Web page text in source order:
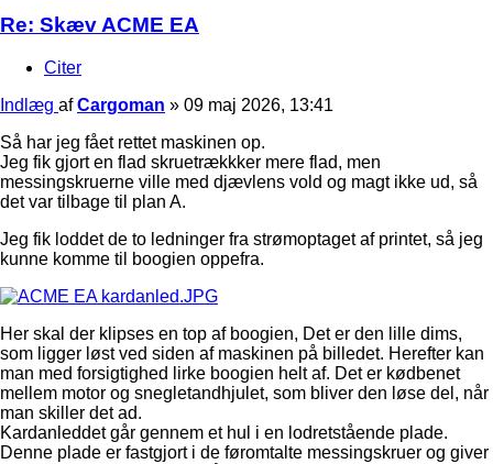
Re: Skæv ACME EA
Citer
Indlæg afCargoman » 09 maj 2026, 13:41
Så har jeg fået rettet maskinen op.
Jeg fik gjort en flad skruetrækkker mere flad, men
messingskruerne ville med djævlens vold og magt ikke ud, så
det var tilbage til plan A.
Jeg fik loddet de to ledninger fra strømoptaget af printet, så jeg
kunne komme til boogien oppefra.
Her skal der klipses en top af boogien, Det er den lille dims,
som ligger løst ved siden af maskinen på billedet. Herefter kan
man med forsigtighed lirke boogien helt af. Det er kødbenet
mellem motor og snegletandhjulet, som bliver den løse del, når
man skiller det ad.
Kardanleddet går gennem et hul i en lodretstående plade.
Denne plade er fastgjort i de føromtalte messingskruer og giver